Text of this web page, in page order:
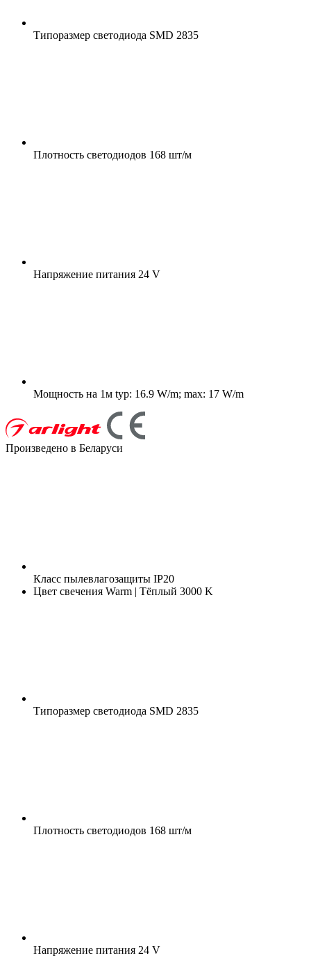
Типоразмер светодиода SMD 2835
Плотность светодиодов 168 шт/м
Напряжение питания 24 V
Мощность на 1м typ: 16.9 W/m; max: 17 W/m
Произведено в Беларуси
Класс пылевлагозащиты IP20
Цвет свечения Warm | Тёплый 3000 K
Типоразмер светодиода SMD 2835
Плотность светодиодов 168 шт/м
Напряжение питания 24 V